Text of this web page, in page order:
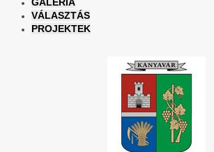
VÁLASZTÁS
PROJEKTEK